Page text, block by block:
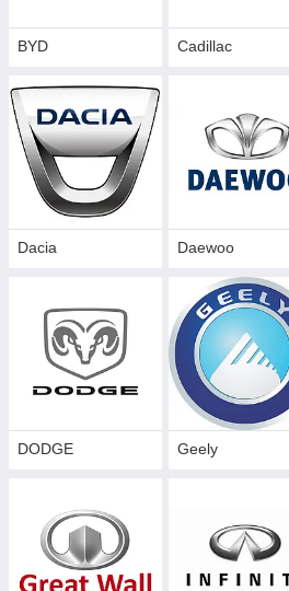
BYD Cadillac
Dacia Daewoo
DODGE Geely